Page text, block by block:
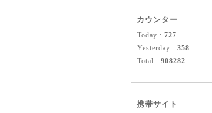
カウンター
Today : 727
Yesterday : 358
Total : 908282
携帯サイト